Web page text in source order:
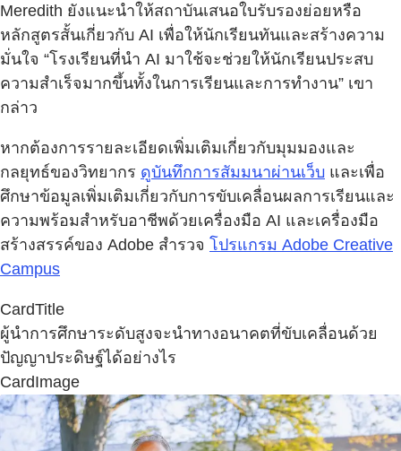
Meredith ยังแนะนำให้สถาบันเสนอใบรับรองย่อยหรือ
หลักสูตรสั้นเกี่ยวกับ AI เพื่อให้นักเรียนทันและสร้างความ
มั่นใจ “โรงเรียนที่นำ AI มาใช้จะช่วยให้นักเรียนประสบ
ความสำเร็จมากขึ้นทั้งในการเรียนและการทำงาน” เขา
กล่าว
หากต้องการรายละเอียดเพิ่มเติมเกี่ยวกับมุมมองและ
กลยุทธ์ของวิทยากร ดูบันทึกการสัมมนาผ่านเว็บ และเพื่อ
ศึกษาข้อมูลเพิ่มเติมเกี่ยวกับการขับเคลื่อนผลการเรียนและ
ความพร้อมสำหรับอาชีพด้วยเครื่องมือ AI และเครื่องมือ
สร้างสรรค์ของ Adobe สำรวจ โปรแกรม Adobe Creative
Campus
CardTitle
ผู้นำการศึกษาระดับสูงจะนำทางอนาคตที่ขับเคลื่อนด้วย
ปัญญาประดิษฐ์ได้อย่างไร
CardImage